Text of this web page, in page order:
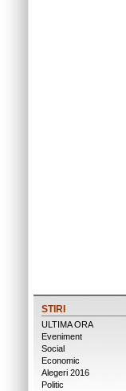
STIRI
ULTIMA ORA
Eveniment
Social
Economic
Alegeri 2016
Politic